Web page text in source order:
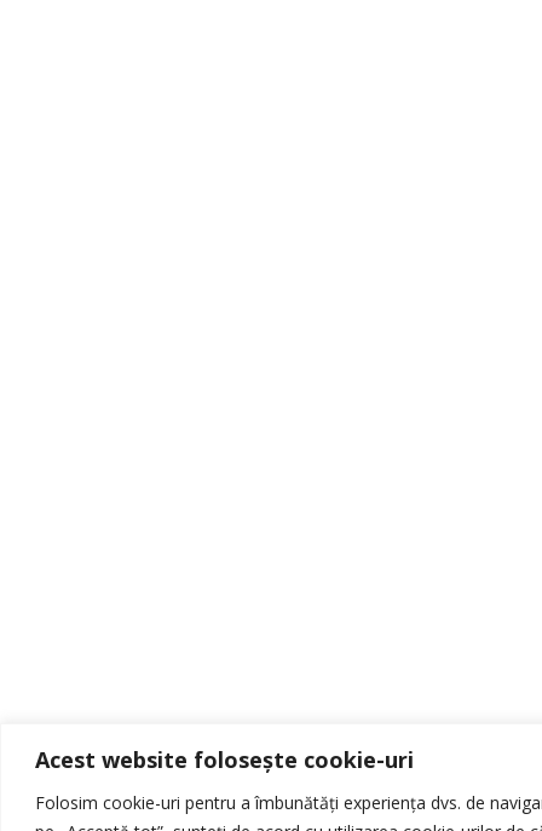
Acest website folosește cookie-uri
Folosim cookie-uri pentru a îmbunătăți experiența dvs. de